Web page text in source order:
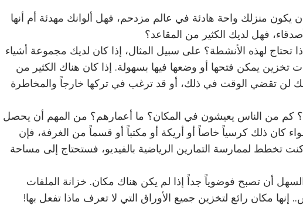
يكون منزلك واحة هادئة في عالم مزدحم، فهل ألوانك مهدئة أم أنها
فهل لديك الكثير من المقاعد؟
تحتاج لهذه الأنشطة؟ على سبيل المثال، إذا كان لديك مجموعة أشياء
تخزين يمكن فتحها أو وضعها فيها بسهولة. إذا كان هناك الكثير من
لن تقضي الوقت في ذلك، أو قد ترغب في تركها خارجاً والمخاطرة
كم من الناس يعيشون في المكان؟ ما أعمارهم؟ من المهم أن يحصل
ذلك كرسياً خاصاً أو أريكة أو مكتباً أو قسماً من الغرفة، فإن
تخطط لممارسة التمارين الرياضية بالفيديو، فستحتاج إلى مساحة
أن تصبح فوضوياً جداً إذا لم يكن هناك مكان. خزانة الملفات
إنها مكان رائع لتخزين جميع الأوراق التي لا تعرف ماذا تفعل بها!